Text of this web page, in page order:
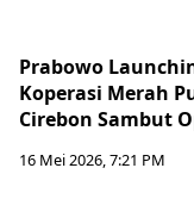
Prabowo
Koperasi Merah
Cirebon Sambut
16 Mei 2026, 7:21 PM